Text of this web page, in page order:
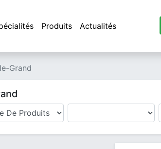
Produits Actualités
Grand